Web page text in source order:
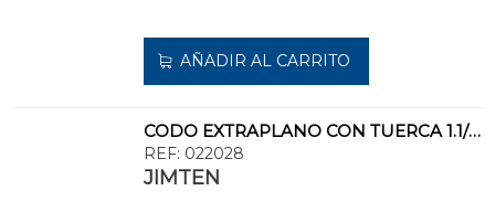
AÑADIR AL CARRITO
CODO EXTRAPLANO CON TUERCA 1.1/2"x40 A-71
REF: 022028
JIMTEN